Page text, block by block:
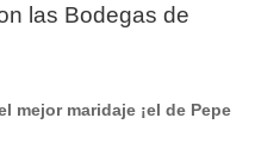
las Bodegas de
mejor maridaje ¡el de Pepe